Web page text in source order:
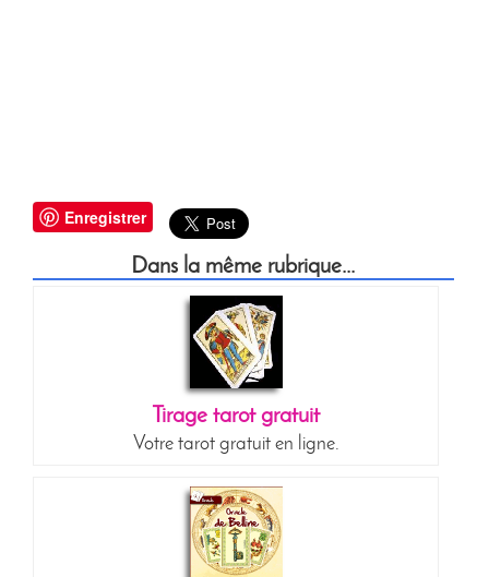
Enregistrer
Dans la même rubrique...
Tirage tarot gratuit
Votre tarot gratuit en ligne.